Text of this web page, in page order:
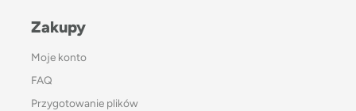
Zakupy
Moje konto
FAQ
Przygotowanie plików